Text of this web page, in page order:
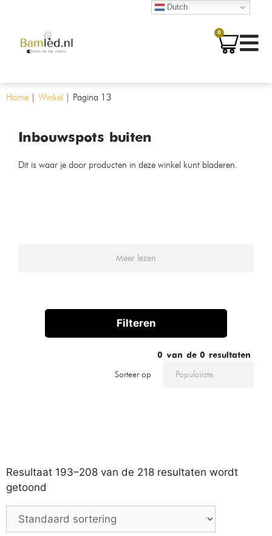
0
Home | Winkel | Pagina 13
Inbouwspots buiten
Dit is waar je door producten in deze winkel kunt bladeren.
Meer lezen
Filteren
0 van de 0 resultaten
Sorteer op
Resultaat 193–208 van de 218 resultaten wordt
getoond
Dutch